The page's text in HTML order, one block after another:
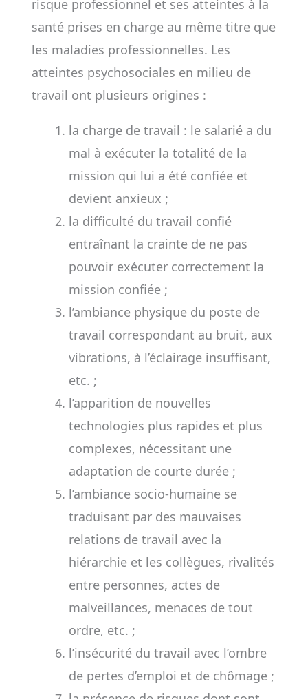
risque professionnel et ses atteintes à la
santé prises en charge au même titre que
les maladies professionnelles. Les
atteintes psychosociales en milieu de
travail ont plusieurs origines :
la charge de travail : le salarié a du
mal à exécuter la totalité de la
mission qui lui a été confiée et
devient anxieux ;
la difficulté du travail confié
entraînant la crainte de ne pas
pouvoir exécuter correctement la
mission confiée ;
l’ambiance physique du poste de
travail correspondant au bruit, aux
vibrations, à l’éclairage insuffisant,
etc. ;
l’apparition de nouvelles
technologies plus rapides et plus
complexes, nécessitant une
adaptation de courte durée ;
l’ambiance socio-humaine se
traduisant par des mauvaises
relations de travail avec la
hiérarchie et les collègues, rivalités
entre personnes, actes de
malveillances, menaces de tout
ordre, etc. ;
l’insécurité du travail avec l’ombre
de pertes d’emploi et de chômage ;